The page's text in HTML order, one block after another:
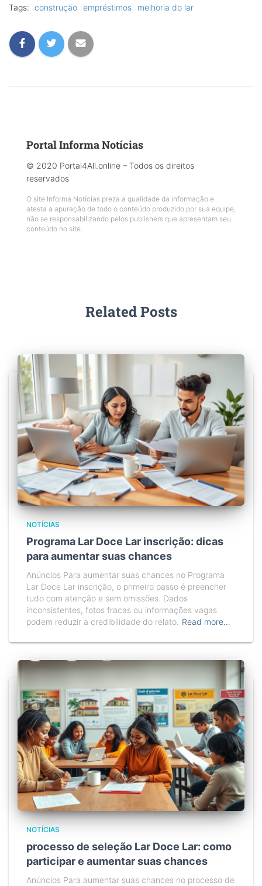
Tags: construção empréstimos melhoria do lar
Portal Informa Notícias
© 2020 Portal4All.online – Todos os direitos
reservados
O site Informa Notícias preza a qualidade da informação e
atesta a apuração de todo o conteúdo produzido por sua equipe,
não se responsabilizando pelos publishers que apresentam seu
conteúdo no site.
Related Posts
NOTÍCIAS
Programa Lar Doce Lar inscrição: dicas
para aumentar suas chances
Anúncios Para aumentar suas chances no Programa
Lar Doce Lar inscrição, o primeiro passo é preencher
tudo com atenção e sem omissões. Dados
inconsistentes, fotos fracas ou informações vagas
podem reduzir a credibilidade do relato. Read more…
NOTÍCIAS
processo de seleção Lar Doce Lar: como
participar e aumentar suas chances
Anúncios Para aumentar suas chances no processo de